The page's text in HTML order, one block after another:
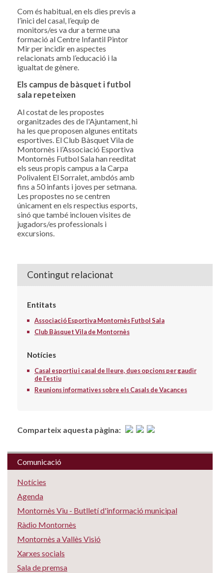
Com és habitual, en els dies previs a
l’inici del casal, l’equip de
monitors/es va dur a terme una
formació al Centre Infantil Pintor
Mir per incidir en aspectes
relacionats amb l’educació i la
igualtat de gènere.
Els campus de bàsquet i futbol
sala repeteixen
Al costat de les propostes
organitzades des de l'Ajuntament, hi
ha les que proposen algunes entitats
esportives. El Club Bàsquet Vila de
Montornès i l’Associació Esportiva
Montornès Futbol Sala han reeditat
els seus propis campus a la Carpa
Polivalent El Sorralet, ambdós amb
fins a 50 infants i joves per setmana.
Les propostes no se centren
únicament en els respectius esports,
sinó que també inclouen visites de
jugadors/es professionals i
excursions.
Contingut relacionat
Entitats
Associació Esportiva Montornès Futbol Sala
Club Bàsquet Vila de Montornès
Notícies
Casal esportiu i casal de lleure, dues opcions per gaudir
de l’estiu
Reunions informatives sobre els Casals de Vacances
Comparteix aquesta pàgina:
Comunicació
Notícies
Agenda
Montornès Viu - Butlletí d'informació municipal
Ràdio Montornès
Montornès a Vallès Visió
Xarxes socials
Sala de premsa